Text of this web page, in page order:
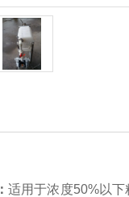
：适用于浓度50%以